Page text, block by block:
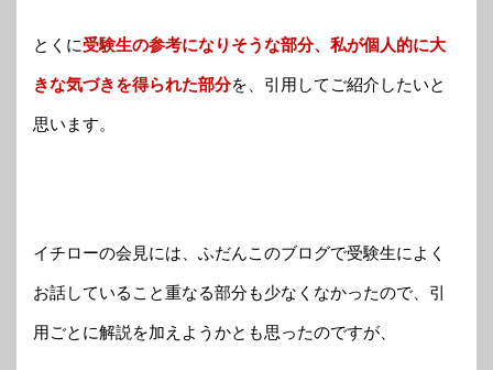
とくに受験生の参考になりそうな部分、私が個人的に大
きな気づきを得られた部分を、引用してご紹介したいと
思います。
イチローの会見には、ふだんこのブログで受験生によく
お話していること重なる部分も少なくなかったので、引
用ごとに解説を加えようかとも思ったのですが、